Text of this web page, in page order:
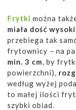
Frytki można
miała dość
przebiega tak
frytownicy – na
min. 3 cm, by
powierzchni),
według wyżej
to małej ilości
szybki obiad.